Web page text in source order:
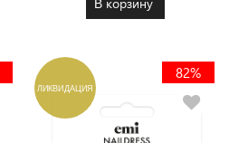
ЛИКВИДАЦИЯ
82%